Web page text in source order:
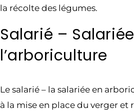
la récolte des légumes.
Salarié –
l’arboriculture
Le salarié – la salariée en
à la mise en place du verger et